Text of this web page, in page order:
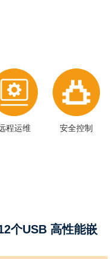
程运维 安全控制
个USB 高性能嵌